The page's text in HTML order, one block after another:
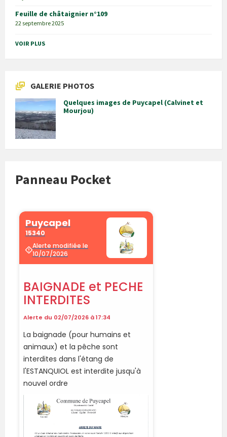
Feuille de châtaignier n°109
22 septembre 2025
VOIR PLUS
GALERIE PHOTOS
Quelques images de Puycapel (Calvinet et
Mourjou)
Panneau Pocket